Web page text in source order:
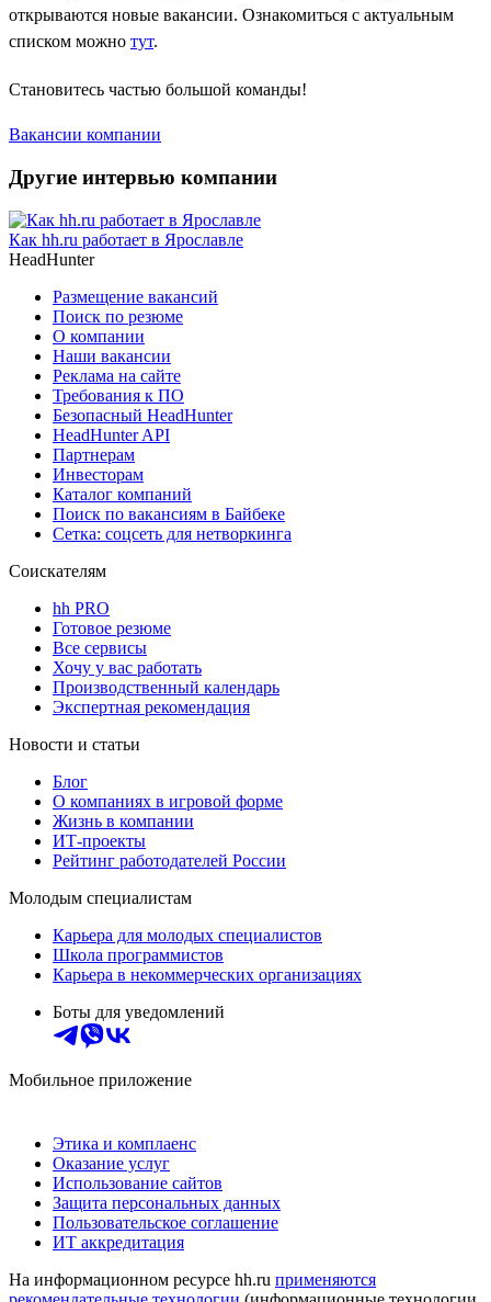
открываются новые вакансии. Ознакомиться с актуальным
списком можно тут.
Становитесь частью большой команды!
Вакансии компании
Другие интервью компании
Как hh.ru работает в Ярославле
HeadHunter
Размещение вакансий
Поиск по резюме
О компании
Наши вакансии
Реклама на сайте
Требования к ПО
Безопасный HeadHunter
HeadHunter API
Партнерам
Инвесторам
Каталог компаний
Поиск по вакансиям в Байбеке
Сетка: соцсеть для нетворкинга
Соискателям
hh PRO
Готовое резюме
Все сервисы
Хочу у вас работать
Производственный календарь
Экспертная рекомендация
Новости и статьи
Блог
О компаниях в игровой форме
Жизнь в компании
ИТ-проекты
Рейтинг работодателей России
Молодым специалистам
Карьера для молодых специалистов
Школа программистов
Карьера в некоммерческих организациях
Боты для уведомлений
Мобильное приложение
Этика и комплаенс
Оказание услуг
Использование сайтов
Защита персональных данных
Пользовательское соглашение
ИТ аккредитация
На информационном ресурсе hh.ru применяются